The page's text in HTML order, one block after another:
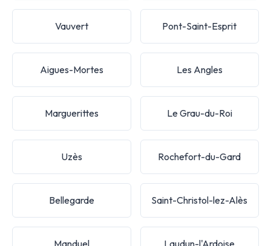
Vauvert Pont-Saint-Esprit
Aigues-Mortes Les Angles
Marguerittes Le Grau-du-Roi
Uzès Rochefort-du-Gard
Bellegarde Saint-Christol-lez-Alès
Manduel Laudun-l'Ardoise